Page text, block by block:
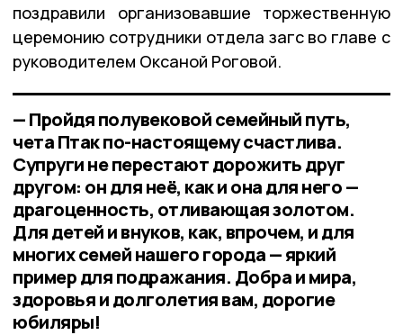
поздравили организовавшие торжественную
церемонию сотрудники отдела загс во главе с
руководителем Оксаной Роговой.
— Пройдя полувековой семейный путь,
чета Птак по-настоящему счастлива.
Супруги не перестают дорожить друг
другом: он для неё, как и она для него —
драгоценность, отливающая золотом.
Для детей и внуков, как, впрочем, и для
многих семей нашего города — яркий
пример для подражания. Добра и мира,
здоровья и долголетия вам, дорогие
юбиляры!